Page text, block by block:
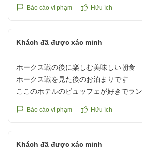
Báo cáo vi phạm Hữu ích
Khách đã được xác minh
ホークス戦の後に楽しむ美味しい朝食
ホークス戦を見た後のお泊まりです
ここのホテルのビュッフェが好きでラ
クチコミの詳細はこちらから
Báo cáo vi phạm Hữu ích
Khách đã được xác minh